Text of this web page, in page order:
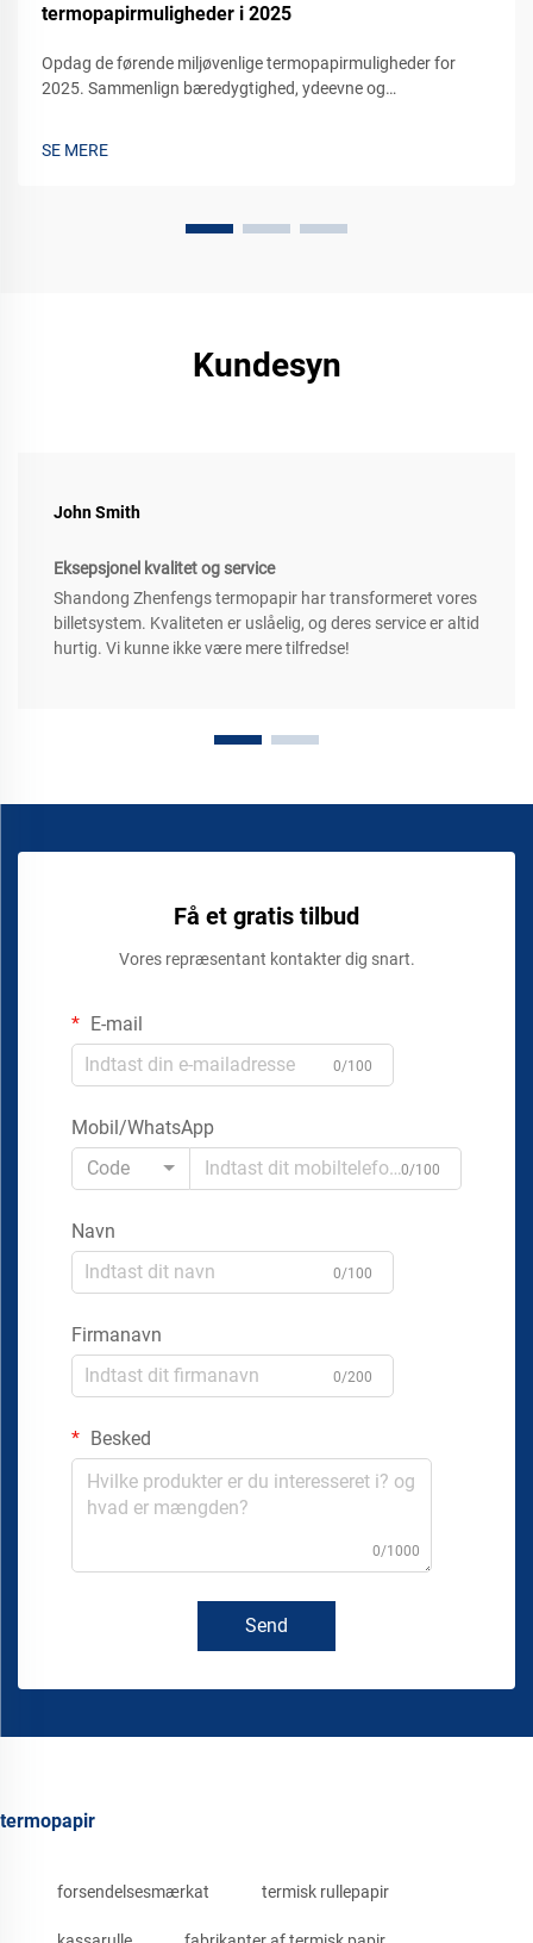
termopapirmuligheder i 2025
Opdag de førende miljøvenlige termopapirmuligheder for
2025. Sammenlign bæredygtighed, ydeevne og
SE MERE
Kundesyn
John Smith
Eksepsjonel kvalitet og service
Shandong Zhenfengs termopapir har transformeret vores
billetsystem. Kvaliteten er uslåelig, og deres service er altid
hurtig. Vi kunne ikke være mere tilfredse!
Få et gratis tilbud
Vores repræsentant kontakter dig snart.
E-mail
0/100
Mobil/WhatsApp
Code
0/100
Navn
0/100
Firmanavn
0/200
Besked
0/1000
Send
termopapir
forsendelsesmærkat termisk rullepapir